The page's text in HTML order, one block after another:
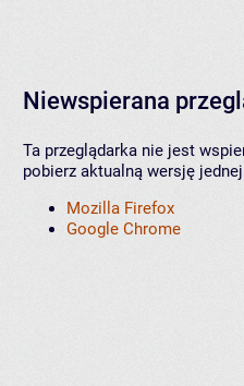
Niewspierana
Ta przeglądarka nie jest
pobierz aktualną wersję
Mozilla Firefox
Google Chrome